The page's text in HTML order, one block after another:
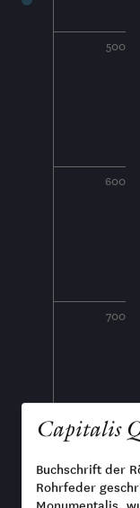
500
600
700
Capitalis
Buchschrift der
Rohrfeder
Monumentalis,